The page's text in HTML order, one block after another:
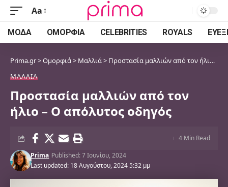
Font
Resizer
Aa
ΜΌΔΑ ΟΜΟΡΦΙΆ CELEBRITIES ROYALS
Prima.gr>Ομορφιά> Μαλλιά> Προστασία μαλλιών από τον ήλιο – Ο απόλυτος οδηγός
ΜΑΛΛΙΆ
Προστασία μαλλιών από τον
ήλιο – Ο απόλυτος οδηγός
Last updated: 18 Αυγούστου, 2024 5:32 μμ
Prima Published: 7 Ιουνίου, 2024
4 Min Read